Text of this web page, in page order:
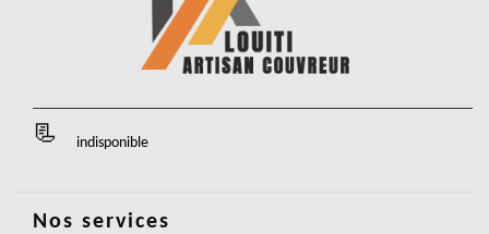
indisponible
Nos services